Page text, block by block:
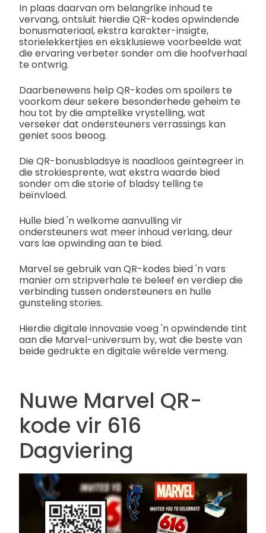
In plaas daarvan om belangrike inhoud te
vervang, ontsluit hierdie QR-kodes opwindende
bonusmateriaal, ekstra karakter-insigte,
storielekkertjies en eksklusiewe voorbeelde wat
die ervaring verbeter sonder om die hoofverhaal
te ontwrig.
Daarbenewens help QR-kodes om spoilers te
voorkom deur sekere besonderhede geheim te
hou tot by die amptelike vrystelling, wat
verseker dat ondersteuners verrassings kan
geniet soos beoog.
Die QR-bonusbladsye is naadloos geïntegreer in
die strokiesprente, wat ekstra waarde bied
sonder om die storie of bladsy telling te
beïnvloed.
Hulle bied 'n welkome aanvulling vir
ondersteuners wat meer inhoud verlang, deur
vars lae opwinding aan te bied.
Marvel se gebruik van QR-kodes bied 'n vars
manier om stripverhale te beleef en verdiep die
verbinding tussen ondersteuners en hulle
gunsteling stories.
Hierdie digitale innovasie voeg 'n opwindende tint
aan die Marvel-universum by, wat die beste van
beide gedrukte en digitale wêrelde vermeng.
Nuwe Marvel QR-
kode vir 616
Dagviering